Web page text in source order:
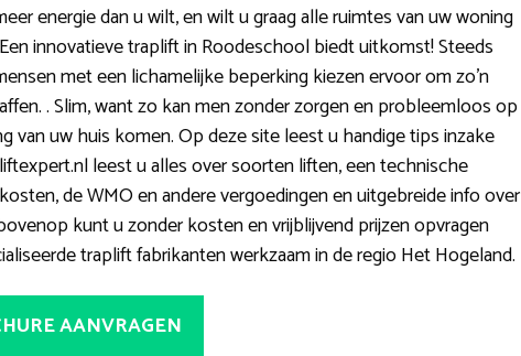
energie dan u wilt, en wilt u graag alle ruimtes van uw woning
innovatieve traplift in Roodeschool biedt uitkomst! Steeds
met een lichamelijke beperking kiezen ervoor om zo’n
. Slim, want zo kan men zonder zorgen en probleemloos op
van uw huis komen. Op deze site leest u handige tips inzake
leest u alles over soorten liften, een technische
de WMO en andere vergoedingen en uitgebreide info over
kunt u zonder kosten en vrijblijvend prijzen opvragen
traplift fabrikanten werkzaam in de regio Het Hogeland.
AANVRAGEN